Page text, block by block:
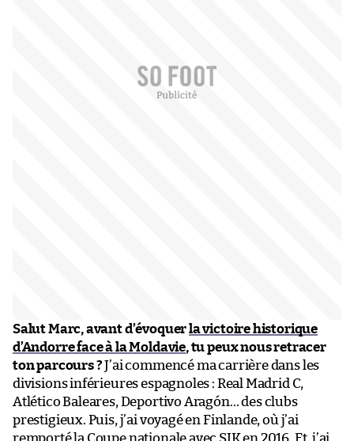
Salut Marc, avant d’évoquerla victoire historique
d’Andorre face à la Moldavie, tu peux nous retracer
ton parcours ?J’ai commencé ma carrière dans les
divisions inférieures espagnoles : Real Madrid C,
Atlético Baleares, Deportivo Aragón… des clubs
prestigieux. Puis, j’ai voyagé en Finlande, où j’ai